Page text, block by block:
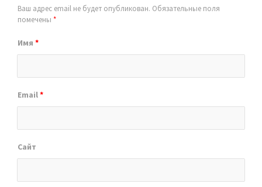
Ваш адрес email не будет опубликован. Обязательные поля
помечены *
Имя *
Email*
Сайт